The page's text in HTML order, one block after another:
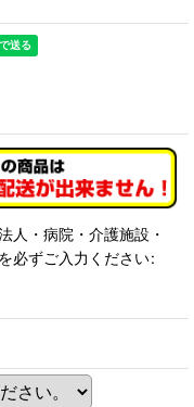
人・病院・介護施設・
必ずご入力ください: